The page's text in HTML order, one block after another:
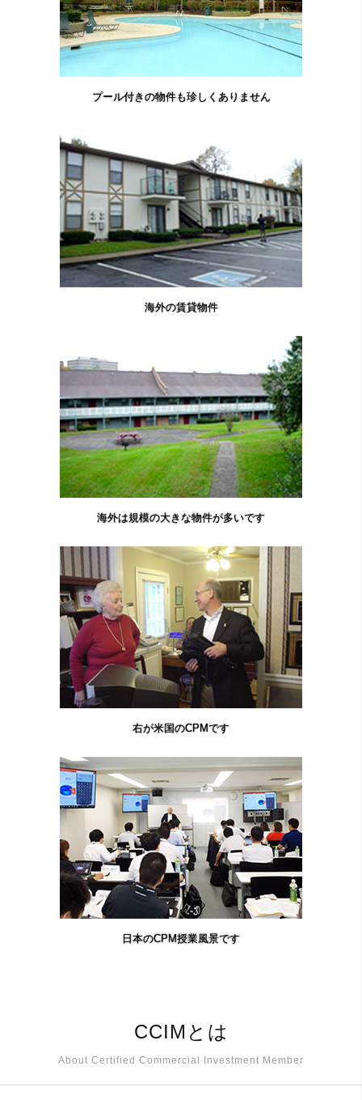
プール付きの物件も珍しくありません
海外の賃貸物件
海外は規模の大きな物件が多いです
右が米国のCPMです
日本のCPM授業風景です
CCIMとは
About Certified Commercial Investment Member